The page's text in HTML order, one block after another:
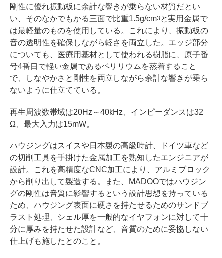
剛性に優れ振動板に余計な響きが乗らない材質だとい
い、そのなかでもかる三面で比重1.5g/cm3 と実用金属で
は最軽量のものを使用している。これにより、振動板の
音の透明性を確保しながら軽さを両立した。エッジ部分
についても、医療用基材として使われる樹脂に、原子番
号4番目で軽い金属であるベリリウムを蒸着すること
で、しなやかさと剛性を両立しながら余計な響きが乗ら
ないように仕立てている。
再生周波数帯域は20Hz～40kHz、インピーダンスは32
Ω、最大入力は15mW。
ハウジングはスイスや日本製の高級時計、ドイツ車など
の切削工具を手掛けた金属加工を熟知したエンジニアが
設計。これを高精度なCNC加工により、アルミブロック
から削り出して製造する。また、MADOOではハウジン
グの剛性は音質に影響するという設計思想を持っている
ため、ハウジング表面に硬さを持たせるためのサンドブ
ラスト処理、シェル厚を一般的なイヤフォンに対して十
分に厚みを持たせた設計など、音質のために妥協しない
仕上げも施したとのこと。